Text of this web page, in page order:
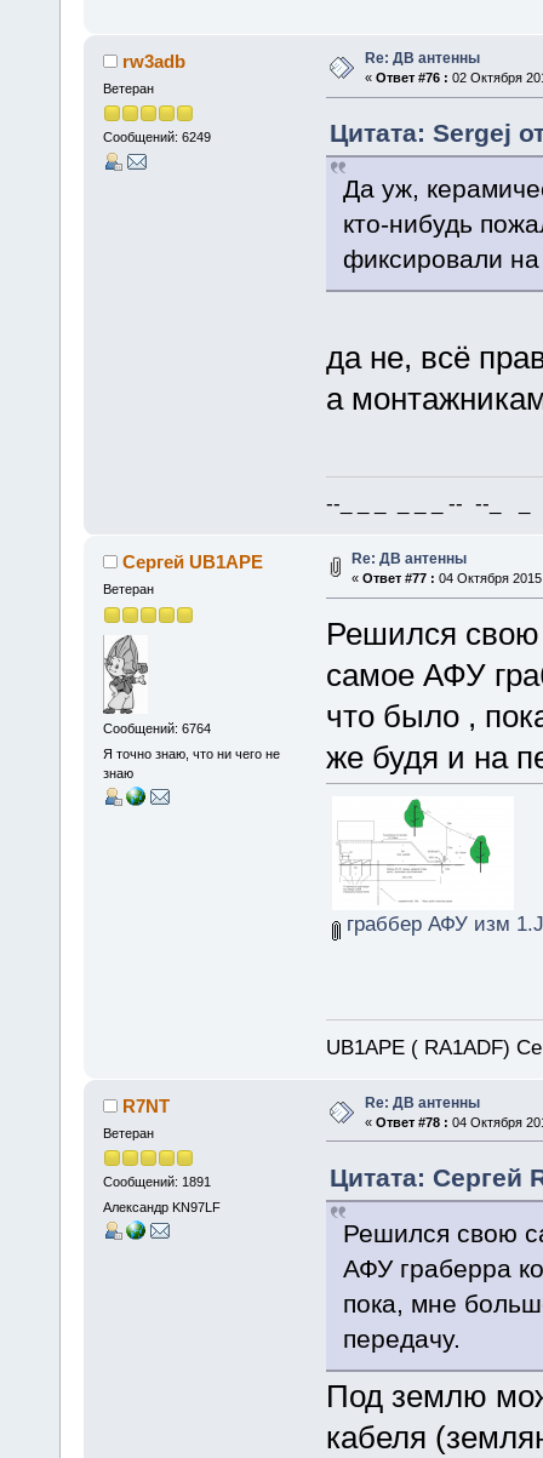
rw3adb
Ветеран
Сообщений: 6249
Re: ДВ антенны
« Ответ #76 : 02 Октября
Цитата: Sergej
Да уж,
кто-нибудь
фиксировали
да не, всё
а
--_ _ _ _ _ _ -- --_ _
Сергей UB1APE
Ветеран
Сообщений: 6764
Я точно знаю, что ни чего не
знаю
Re: ДВ антенны
« Ответ #77 : 04 Октября
Решился свою
самое АФУ
что было ,
же будя и на
граббер АФУ изм
UB1APE ( RA1ADF)
R7NT
Ветеран
Сообщений: 1891
Александр KN97LF
Re: ДВ антенны
« Ответ #78 : 04 Октября
Цитата: Сергей
Решился свою
АФУ граберра
пока, мне
передачу.
Под землю
кабеля